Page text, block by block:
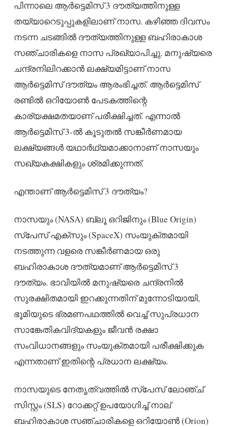
പിന്നാലെ ആർട്ടെമിസ് 3 ദൗത്യത്തിനുള്ള
തയ്യാറെടുപ്പുകളിലാണ് നാസ. കഴിഞ്ഞ ദിവസം
നടന്ന ചടങ്ങിൽ ദൗത്യത്തിനുള്ള ബഹിരാകാശ
സഞ്ചാരികളെ നാസ പ്രഖ്യാപിച്ചു. മനുഷ്യരെ
ചന്ദ്രനിലിറക്കാൻ ലക്ഷ്യമിട്ടാണ് നാസ
ആർട്ടെമിസ് ദൗത്യം ആരംഭിച്ചത്. ആർട്ടെമിസ്
രണ്ടിൽ ഒറിയോൺ പേടകത്തിന്റെ
കാര്യക്ഷമതയാണ് പരീക്ഷിച്ചത്. എന്നാൽ
ആർട്ടെമിസ് 3-ൽ കൂടുതൽ സങ്കീർണമായ
ലക്ഷ്യങ്ങൾ യഥാർഥ്യമാക്കാനാണ് നാസയും
സഖ്യകക്ഷികളും ശ്രമിക്കുന്നത്.
എന്താണ് ആർട്ടെമിസ് 3 ദൗത്യം?
നാസയും (NASA) ബ്ലൂ ഒറിജിനും (Blue Origin)
സ്പേസ് എക്സും (SpaceX) സംയുക്തമായി
നടത്തുന്ന വളരെ സങ്കീർണമായ ഒരു
ബഹിരാകാശ ദൗത്യമാണ് ആർട്ടെമിസ് 3
ദൗത്യം. ഭാവിയിൽ മനുഷ്യരെ ചന്ദ്രനിൽ
സുരക്ഷിതമായി ഇറക്കുന്നതിന് മുന്നോടിയായി,
ഭൂമിയുടെ ഭ്രമണപഥത്തിൽ വെച്ച് സുപ്രധാന
സാങ്കേതികവിദ്യകളും ജീവൻ രക്ഷാ
സംവിധാനങ്ങളും സംയുക്തമായി പരീക്ഷിക്കുക
എന്നതാണ് ഇതിന്റെ പ്രധാന ലക്ഷ്യം.
നാസയുടെ നേതൃത്വത്തിൽ സ്പേസ് ലോഞ്ച്
സിസ്റ്റം (SLS) റോക്കറ്റ് ഉപയോഗിച്ച് നാല്
ബഹിരാകാശ സഞ്ചാരികളെ ഒറിയോൺ (Orion)